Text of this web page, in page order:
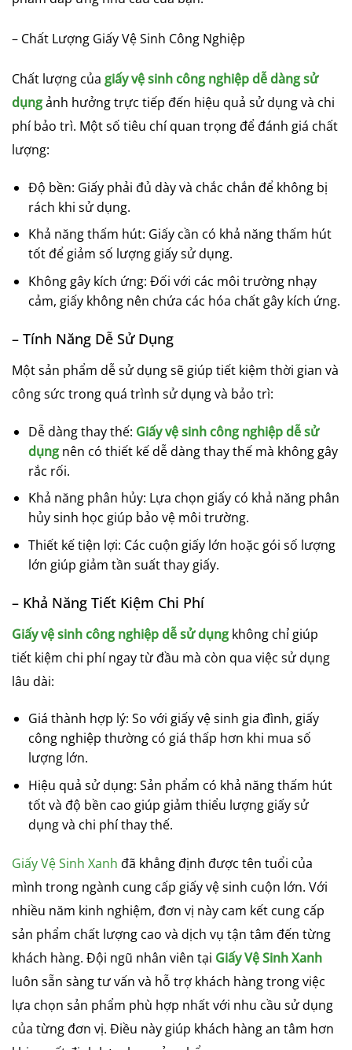
– Chất Lượng Giấy Vệ Sinh Công Nghiệp
Chất lượng của giấy vệ sinh công nghiệp dễ dàng sử
dụngảnh hưởng trực tiếp đến hiệu quả sử dụng và chi
phí bảo trì. Một số tiêu chí quan trọng để đánh giá chất
lượng:
Độ bền: Giấy phải đủ dày và chắc chắn để không bị
rách khi sử dụng.
Khả năng thấm hút: Giấy cần có khả năng thấm hút
tốt để giảm số lượng giấy sử dụng.
Không gây kích ứng: Đối với các môi trường nhạy
cảm, giấy không nên chứa các hóa chất gây kích ứng.
– Tính Năng Dễ Sử Dụng
Một sản phẩm dễ sử dụng sẽ giúp tiết kiệm thời gian và
công sức trong quá trình sử dụng và bảo trì:
Dễ dàng thay thế: Giấy vệ sinh công nghiệp dễ sử
dụngnên có thiết kế dễ dàng thay thế mà không gây
rắc rối.
Khả năng phân hủy: Lựa chọn giấy có khả năng phân
hủy sinh học giúp bảo vệ môi trường.
Thiết kế tiện lợi: Các cuộn giấy lớn hoặc gói số lượng
lớn giúp giảm tần suất thay giấy.
– Khả Năng Tiết Kiệm Chi Phí
Giấy vệ sinh công nghiệp dễ sử dụngkhông chỉ giúp
tiết kiệm chi phí ngay từ đầu mà còn qua việc sử dụng
lâu dài:
Giá thành hợp lý: So với giấy vệ sinh gia đình, giấy
công nghiệp thường có giá thấp hơn khi mua số
lượng lớn.
Hiệu quả sử dụng: Sản phẩm có khả năng thấm hút
tốt và độ bền cao giúp giảm thiểu lượng giấy sử
dụng và chi phí thay thế.
Giấy Vệ Sinh Xanh đã khẳng định được tên tuổi của
mình trong ngành cung cấp giấy vệ sinh cuộn lớn. Với
nhiều năm kinh nghiệm, đơn vị này cam kết cung cấp
sản phẩm chất lượng cao và dịch vụ tận tâm đến từng
khách hàng. Đội ngũ nhân viên tại Giấy Vệ Sinh Xanh
luôn sẵn sàng tư vấn và hỗ trợ khách hàng trong việc
lựa chọn sản phẩm phù hợp nhất với nhu cầu sử dụng
của từng đơn vị. Điều này giúp khách hàng an tâm hơn